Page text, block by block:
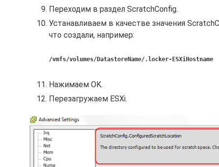
Переходим в раздел ScratchConfig.
Устанавливаем в качестве значения
что создали, например:
/vmfs/volumes/DatastoreName/.locker-ESXiHostname
Нажимаем OK.
Перезагружаем ESXi.